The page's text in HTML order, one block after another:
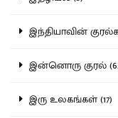
இந்தியாவின்
இன்னொரு குரல்
இரு உலகங்கள் (17)